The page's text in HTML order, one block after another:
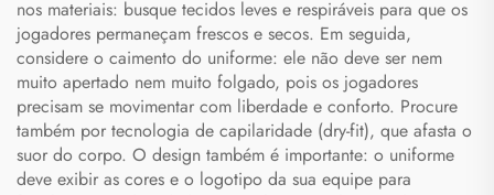
nos materiais: busque tecidos leves e respiráveis para que os
jogadores permaneçam frescos e secos. Em seguida,
considere o caimento do uniforme: ele não deve ser nem
muito apertado nem muito folgado, pois os jogadores
precisam se movimentar com liberdade e conforto. Procure
também por tecnologia de capilaridade (dry-fit), que afasta o
suor do corpo. O design também é importante: o uniforme
deve exibir as cores e o logotipo da sua equipe para